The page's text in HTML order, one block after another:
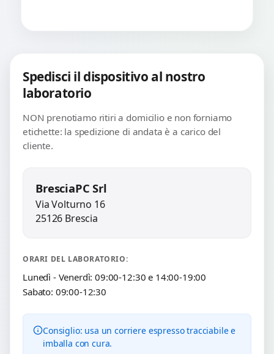
Spedisci il dispositivo al nostro
laboratorio
NON prenotiamo ritiri a domicilio e non forniamo
etichette: la spedizione di andata è a carico del
cliente.
BresciaPC Srl
Via Volturno 16
25126 Brescia
ORARI DEL LABORATORIO:
Lunedì - Venerdì: 09:00-12:30 e 14:00-19:00
Sabato: 09:00-12:30
Consiglio: usa un corriere espresso tracciabile e
imballa con cura.